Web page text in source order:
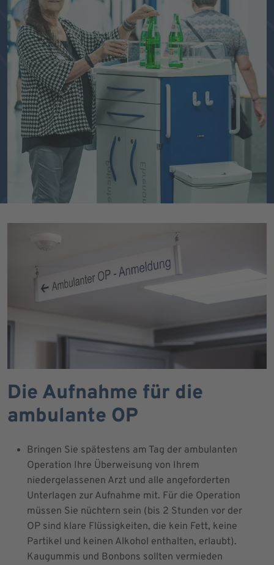
Die Aufnahme für die
ambulante OP
Bringen Sie spätestens am Tag der ambulanten
Operation Ihre Überweisung von Ihrem
niedergelassenen Arzt und alle angeforderten
Unterlagen zur Aufnahme mit. Für die Operation
müssen Sie nüchtern sein (bis 2 Stunden vor der
OP sind klare Flüssigkeiten, die kein Fett, keine
Partikel und keinen Alkohol enthalten, erlaubt).
Kaugummis und Bonbons sollten vermieden